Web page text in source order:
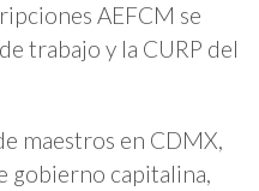
AEFCM se
trabajo y la CURP del
maestros en CDMX,
gobierno capitalina,